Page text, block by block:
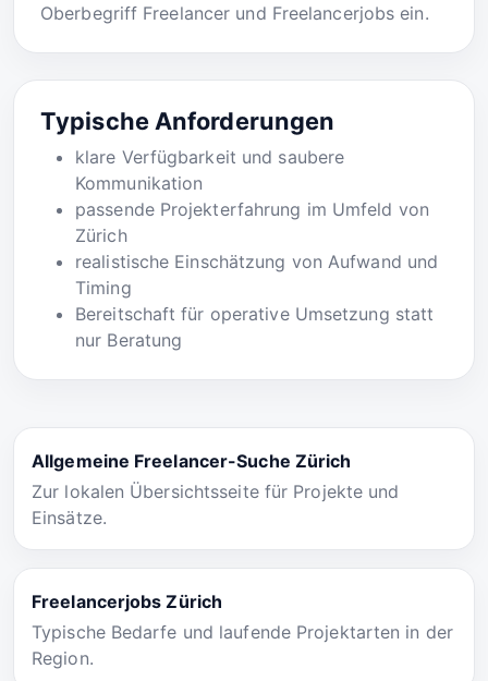
Oberbegriff Freelancer und Freelancerjobs ein.
Typische Anforderungen
klare Verfügbarkeit und saubere
Kommunikation
passende Projekterfahrung im Umfeld von
Zürich
realistische Einschätzung von Aufwand und
Timing
Bereitschaft für operative Umsetzung statt
nur Beratung
Allgemeine Freelancer-Suche Zürich
Zur lokalen Übersichtsseite für Projekte und
Einsätze.
Freelancerjobs Zürich
Typische Bedarfe und laufende Projektarten in der
Region.